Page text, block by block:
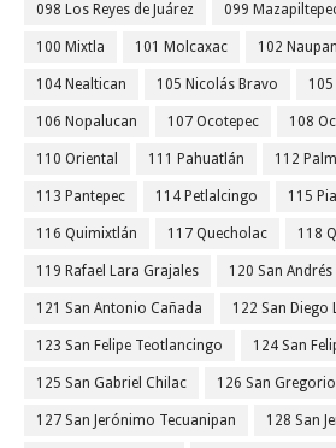
098 Los Reyes de Juárez 099
100 Mixtla 101 Molcaxac 102 Naupan
104 Nealtican 105 Nicolás Bravo
106 Nopalucan 107 Ocotepec 108
110 Oriental 111 Pahuatlán 112
113 Pantepec 114 Petlalcingo 115
116 Quimixtlán 117 Quecholac 118
119 Rafael Lara Grajales 120 San
121 San Antonio Cañada 122 San Diego
123 San Felipe Teotlancingo 124 San
125 San Gabriel Chilac 126 San
127 San Jerónimo Tecuanipan 128 San